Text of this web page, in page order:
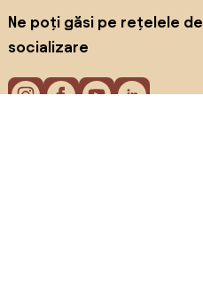
Ne poți găsi pe rețelele de
socializare